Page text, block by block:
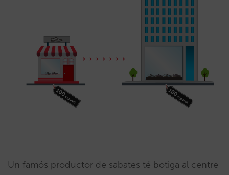
Un famós productor de sabates té botiga al centre